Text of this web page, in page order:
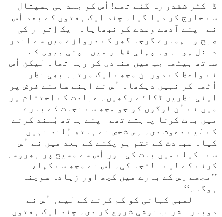
ڈاکٹر ششدر رہ گئے تھے! اُس کو جلد ہی ہسپتال
سے خارج کر دیا گیا۔ چند ایک ہفتوں کے بعد اُس
نے اپنے آدھے وعدے کو نبھایا۔ ایک اِتوار کی
صبح وہ ہمارے گرجا گھر کے دروازے میں سے اندر
داخل ہوا۔ وہ پہلی قطار میں اپنی بیوی کے
ساتھ بیٹھا جب میں منادی کر رہا تھا۔ لیکن اُس
نے واعظ کے دوران مجھے ایک مرتبہ بھی نظر
اُٹھا کر نہیں دیکھا۔ اُس نے اپنے سامنے فرش پر
اپنی نظریں ٹکائے رکھیں۔ عبادت کے اختتام پر
میں نے اُن لوگوں کو جو مجھ سے نجات کے بارے
میں بات کرنا چاہتے تھے اپنے ہاتھ بُلند کرنے
کے لیے دعوت دی۔ اِس شخص نے ہاتھ بُلند نہیں
کیا۔ عبادت کے ختم ہو چکنے کے بعد میں نے اُس
سے اکیلے میں بات کی اور اُس سے مسیح پر بھروسہ
کرنے کے لیے التجا کی۔ اُس نے مجھ سے کہا،
’’مجھے اِس کے بارے میں کچھ اور زیادہ سوچنا
ہوگا۔‘‘
لمبی کہانی کو کم کرنے کے لیے، اُس نے
دوبارہ شراب نوشی شروع کر دی۔ چند ایک ہفتوں